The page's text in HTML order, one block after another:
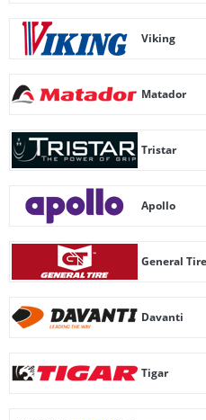
Viking
Matador
Tristar
Apollo
General Tire
Davanti
Tigar